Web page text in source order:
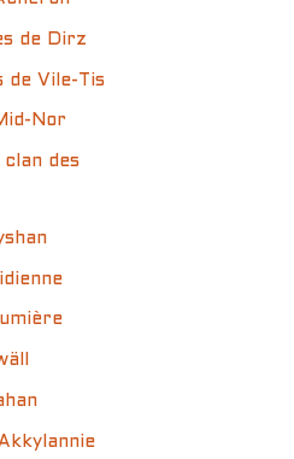
de Dirz
de Vile-Tis
Nor
clan des